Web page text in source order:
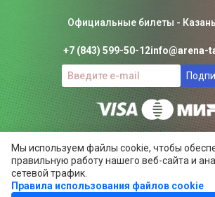
Официальные билеты -
+7 (843) 599-50-12info@arena-
Казань Арены.
Положение об общих
ARENA-TATNEFT.RU ©
Мы используем файлы cookie, чтобы
правильную работу нашего веб-сайта и
сетевой трафик.
Правила использования файлов cookie